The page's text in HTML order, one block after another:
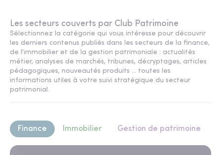
Les secteurs couverts par Club Patrimoine
Sélectionnez la catégorie qui vous intéresse pour découvrir
les derniers contenus publiés dans les secteurs de la finance,
de l'immobilier et de la gestion patrimoniale : actualités
métier, analyses de marchés, tribunes, décryptages, articles
pédagogiques, nouveautés produits ... toutes les
informations utiles à votre suivi stratégique du secteur
patrimonial.
Finance Immobilier Gestion de patrimoine